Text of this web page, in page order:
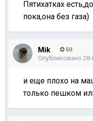
Пятихатках
пока,она без газа)
Mik 50
Опубликовано 28
и еще плохо на
только пешком